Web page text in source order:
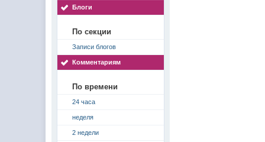
Блоги
По секции
Записи блогов
Комментариям
По времени
24 часа
неделя
2 недели